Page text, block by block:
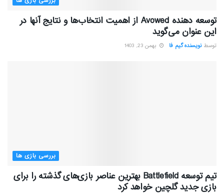
توسعه دهنده Avowed از اهمیت انتخاب‌ها و نتایج آنها در
این عنوان می‌گوید
توسط نویسنده گیم فا بهمن 23, 1403
بررسی بازی ها
تیم توسعه Battlefield بهترین عناصر بازی‌های گذشته را برای
بازی جدید گلچین خواهد کرد